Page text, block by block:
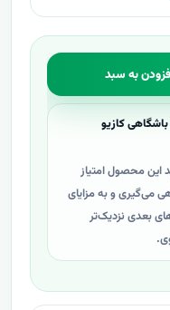
به سبد
باشگاهی کازیو
این محصول امتیاز
می‌گیری و به مزایای
بعدی نزدیک‌تر